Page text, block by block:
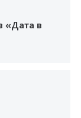
«Дата в